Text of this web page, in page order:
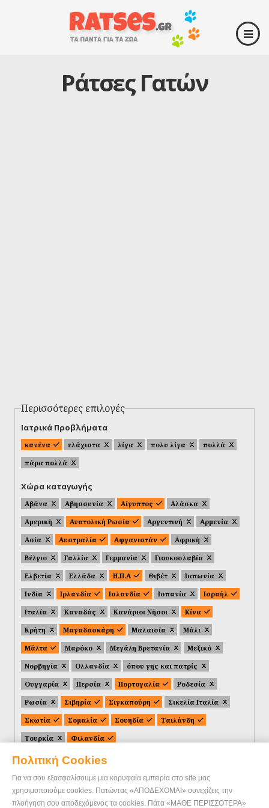
Πολιτική Cookies
Για να σου εξασφαλίσουμε μια κορυφαία εμπειρία στο site μας
χρησιμοποιούμε cookies. Πατώντας «ΑΠΟΔΕΧΟΜΑΙ» συνεχίζεις την
πλοήγηση σου αποδεχόμενος τα cookies. Πάτα «ΜΑΘΕ ΠΕΡΙΣΣΟΤΕΡΑ»
Ράτσες Γατών
Περισσότερες επιλογές
Ιατρικά Προβλήματα
κανένα ελάχιστα λίγα πολυ λίγα
πολλά
πάρα πολλά
Χώρα καταγωγής
Αβάνα Αβησσυνία Αίγυπτος
Αλάσκα
Αμερική
Ανατολική Ρωσία Αργεντινή
Αρμενία
Ασία
Αυστραλία Αφγανιστάν
Αφρική
Βέλγιο
Γαλλία Γερμανία
Γιουκοσλαβία
Ελβετία
Ελλάδα Η.Π.Α Θιβέτ
Ιαπωνία
Ινδία
Ιρλανδία Ισλανδία Ισπανία
Ισραήλ
Ιταλία
Καναδάς Κανάριοι Νήσοι
Κίνα
Κρήτη
Μαγαδασκάρη Μαλαισία
Μάλι
Μάλτα
Μαρόκο Μεγάλη Βρετανία
Μεξικό
Νορβηγία
Ολλανδία
όπου γης και πατρίς
Ουγγαρία
Περσία Πορτογαλία
Ροδεσία
Ρωσία
Σιβηρία Σιγκαπούρη
Σικελία Ιταλία
Σκωτία
Σομαλία Σουηδία
Ταιλάνδη
Τουρκία
Φιλανδία